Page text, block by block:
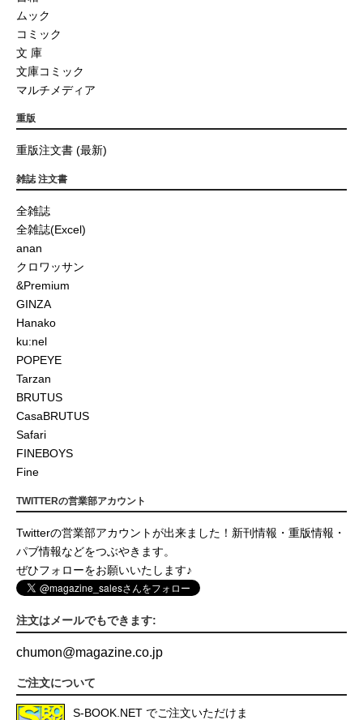
ムック
コミック
文 庫
文庫コミック
マルチメディア
重版
重版注文書 (最新)
雑誌 注文書
全雑誌
全雑誌(Excel)
anan
クロワッサン
&Premium
GINZA
Hanako
ku:nel
POPEYE
Tarzan
BRUTUS
CasaBRUTUS
Safari
FINEBOYS
Fine
TWITTERの営業部アカウント
Twitterの営業部アカウントが出来ました！新刊情報・重版情報・
パブ情報などをつぶやきます。
ぜひフォローをお願いいたします♪
注文はメールでもできます:
chumon@magazine.co.jp
ご注文について
S-BOOK.NET でご注文いただけま